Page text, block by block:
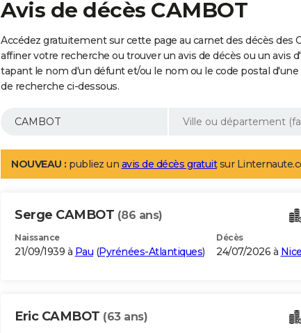
Avis de décès CAMBOT
Accédez gratuitement sur cette page au carnet des décès des
affiner votre recherche ou trouver un avis de décès ou un avis
tapant le nom d'un défunt et/ou le nom ou le code postal
de recherche ci-dessous.
NOUVEAU : publiez un avis de décès gratuitsur
Serge CAMBOT (86 ans)
Naissance
21/09/1939 à Pau (Pyrénées-Atlantiques)
Décès
24/07/2026 à Nice
Eric CAMBOT (63 ans)